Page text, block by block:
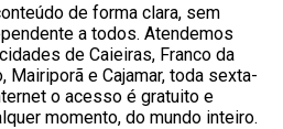
de forma clara, sem
a todos. Atendemos
de Caieiras, Franco da
Mairiporã e Cajamar, toda sexta-
o acesso é gratuito e
momento, do mundo inteiro.